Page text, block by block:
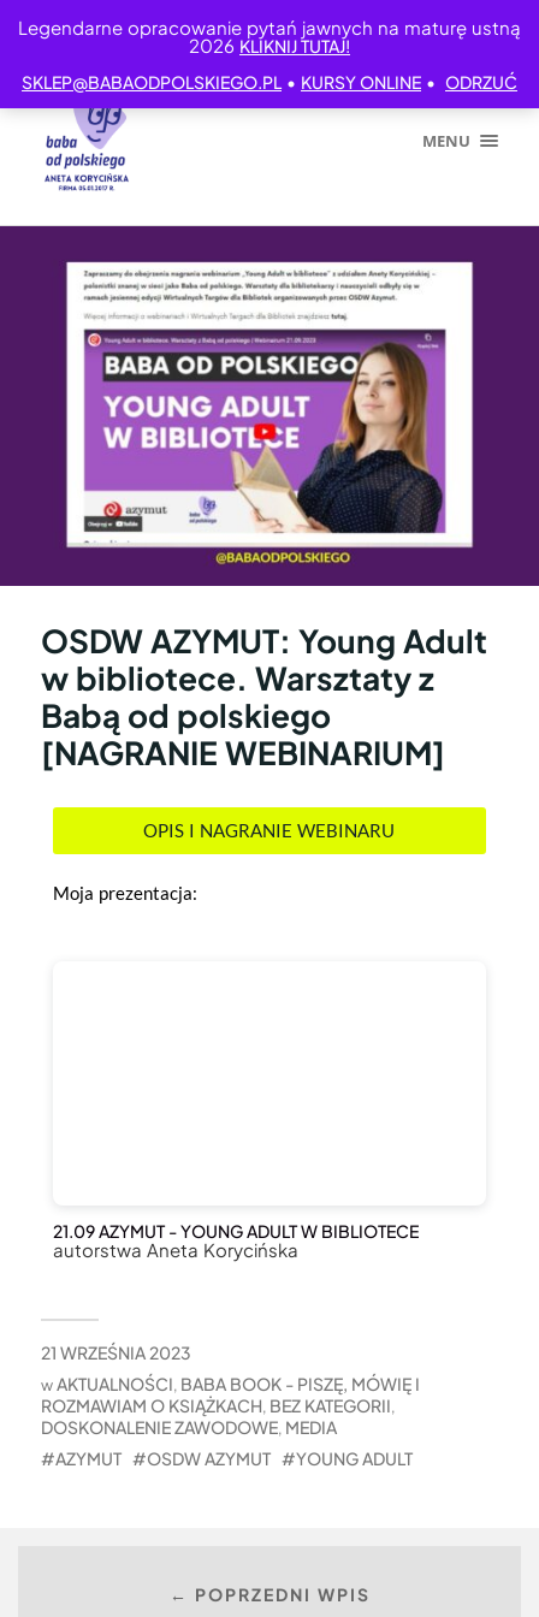
Legendarne opracowanie pytań jawnych na maturę ustną
2026 KLIKNIJ TUTAJ!
SKLEP@BABAODPOLSKIEGO.PL • KURSY ONLINE • ODRZUĆ
MENU
OSDW AZYMUT: Young Adult
w bibliotece. Warsztaty z
Babą od polskiego
[NAGRANIE WEBINARIUM]
OPIS I NAGRANIE WEBINARU
Moja prezentacja:
21.09 AZYMUT - YOUNG ADULT W BIBLIOTECE
autorstwa Aneta Korycińska
21 WRZEŚNIA 2023
wAKTUALNOŚCI, BABA BOOK - PISZĘ, MÓWIĘ I
ROZMAWIAM O KSIĄŻKACH, BEZ KATEGORII,
DOSKONALENIE ZAWODOWE, MEDIA
AZYMUT
OSDW AZYMUT YOUNG ADULT
← POPRZEDNI WPIS